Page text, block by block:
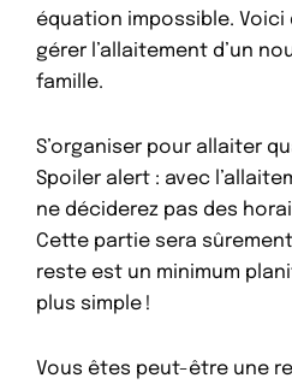
équation impossible.
gérer l’allaitement d’un
famille.
S’organiser pour allaiter
Spoiler alert : avec
ne déciderez pas des
Cette partie sera
reste est un minimum
plus simple !
Vous êtes peut-être une